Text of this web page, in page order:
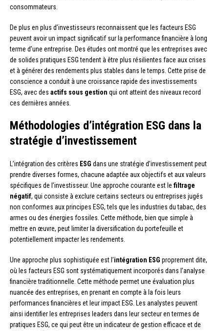
consommateurs.
De plus en plus d’investisseurs reconnaissent que les facteurs ESG
peuvent avoir un impact significatif sur la performance financière à long
terme d’une entreprise. Des études ont montré que les entreprises avec
de solides pratiques ESG tendent à être plus résilientes face aux crises
et à générer des rendements plus stables dans le temps. Cette prise de
conscience a conduit à une croissance rapide des investissements
ESG, avec des actifs sous gestion qui ont atteint des niveaux record
ces dernières années.
Méthodologies d’intégration ESG dans la
stratégie d’investissement
L’intégration des critères ESG dans une stratégie d’investissement peut
prendre diverses formes, chacune adaptée aux objectifs et aux valeurs
spécifiques de l’investisseur. Une approche courante est le filtrage
négatif, qui consiste à exclure certains secteurs ou entreprises jugés
non conformes aux principes ESG, tels que les industries du tabac, des
armes ou des énergies fossiles. Cette méthode, bien que simple à
mettre en œuvre, peut limiter la diversification du portefeuille et
potentiellement impacter les rendements.
Une approche plus sophistiquée est l’intégration ESG proprement dite,
où les facteurs ESG sont systématiquement incorporés dans l’analyse
financière traditionnelle. Cette méthode permet une évaluation plus
nuancée des entreprises, en prenant en compte à la fois leurs
performances financières et leur impact ESG. Les analystes peuvent
ainsi identifier les entreprises leaders dans leur secteur en termes de
pratiques ESG, ce qui peut être un indicateur de gestion efficace et de